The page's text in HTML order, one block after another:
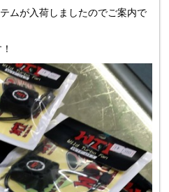
ムが入荷しましたのでご案内で